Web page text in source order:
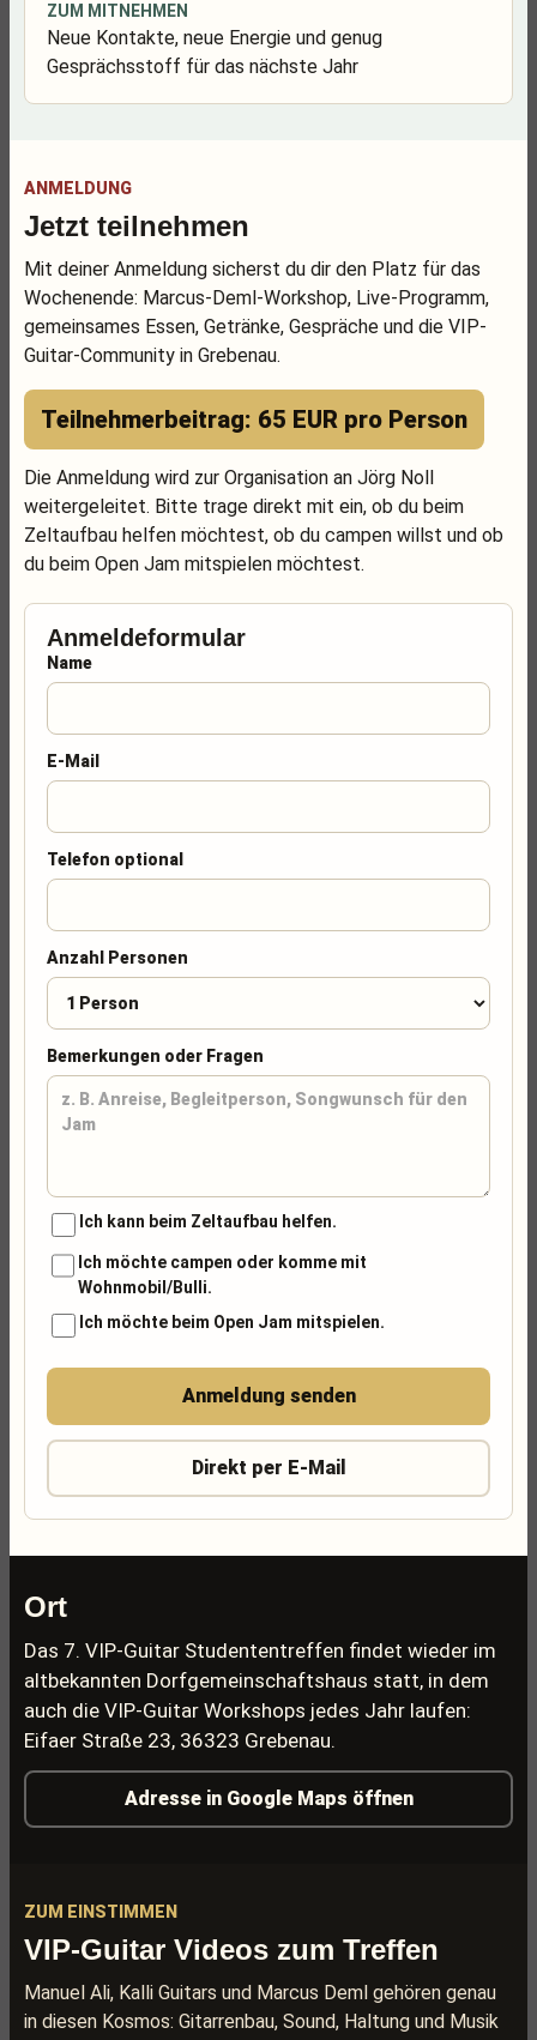
ZUM MITNEHMEN
Neue Kontakte, neue Energie und genug
Gesprächsstoff für das nächste Jahr
ANMELDUNG
Jetzt teilnehmen
Mit deiner Anmeldung sicherst du dir den Platz für das
Wochenende: Marcus-Deml-Workshop, Live-Programm,
gemeinsames Essen, Getränke, Gespräche und die VIP-
Guitar-Community in Grebenau.
Teilnehmerbeitrag: 65 EUR pro Person
Die Anmeldung wird zur Organisation an Jörg Noll
weitergeleitet. Bitte trage direkt mit ein, ob du beim
Zeltaufbau helfen möchtest, ob du campen willst und ob
du beim Open Jam mitspielen möchtest.
Anmeldeformular
Name
E-Mail
Telefon optional
Anzahl Personen
Bemerkungen oder Fragen
Ich kann beim Zeltaufbau helfen.
Ich möchte campen oder komme mit
Wohnmobil/Bulli.
Ich möchte beim Open Jam mitspielen.
Anmeldung senden
Direkt per E-Mail
Ort
Das 7. VIP-Guitar Studententreffen findet wieder im
altbekannten Dorfgemeinschaftshaus statt, in dem
auch die VIP-Guitar Workshops jedes Jahr laufen:
Eifaer Straße 23, 36323 Grebenau.
Adresse in Google Maps öffnen
ZUM EINSTIMMEN
VIP-Guitar Videos zum Treffen
Manuel Ali, Kalli Guitars und Marcus Deml gehören genau
in diesen Kosmos: Gitarrenbau, Sound, Haltung und Musik